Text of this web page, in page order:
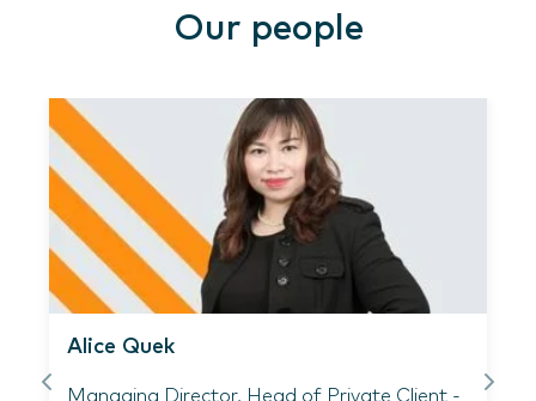
Our people
Alice Quek
Managing Director, Head of Private Client -